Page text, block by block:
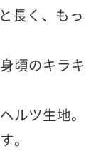
長く、もっ
頃のキラキ
ルツ生地。
。